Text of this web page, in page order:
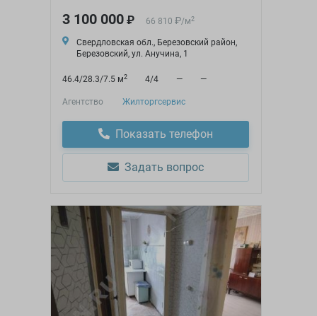
3 100 000₽ 66 810 ₽/м2
Свердловская обл., Березовский район,
Березовский, ул. Анучина, 1
46.4/28.3/7.5 м2 4/4 — —
Агентство Жилторгсервис
Показать телефон
Задать вопрос